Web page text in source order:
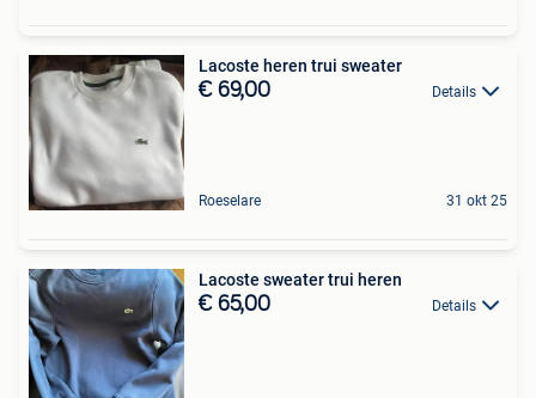
Lacoste heren trui sweater
€ 69,00 Details
Roeselare 31 okt 25
Lacoste sweater trui heren
€ 65,00 Details